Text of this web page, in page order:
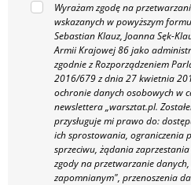
Wyrażam zgodę na
wskazanych w powyższym
Sebastian Klauz, Joanna Sęk-
Armii Krajowej 86 jako
zgodnie z Rozporządzeniem
2016/679 z dnia 27 kwietnia
ochronie danych osobowych w
newslettera „warsztat.pl.
przysługuje mi prawo do:
ich sprostowania, ograniczenia
sprzeciwu, żądania
zgody na przetwarzanie
zapomnianym", przenoszenia